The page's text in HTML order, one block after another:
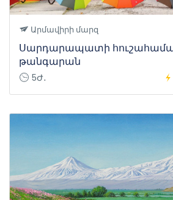
Արմավիրի մարզ
Սարդարապատի
թանգարան
5Ժ․